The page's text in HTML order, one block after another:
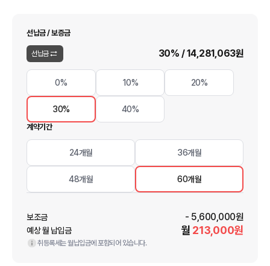
선납금 / 보증금
선납금 30% /14,281,063원
0% 10% 20%
30% 40%
계약기간
24개월 36개월
48개월 60개월
보조금 - 5,600,000원
예상 월 납입금 월 213,000원
취등록세는 월납입금에 포함되어 있습니다.